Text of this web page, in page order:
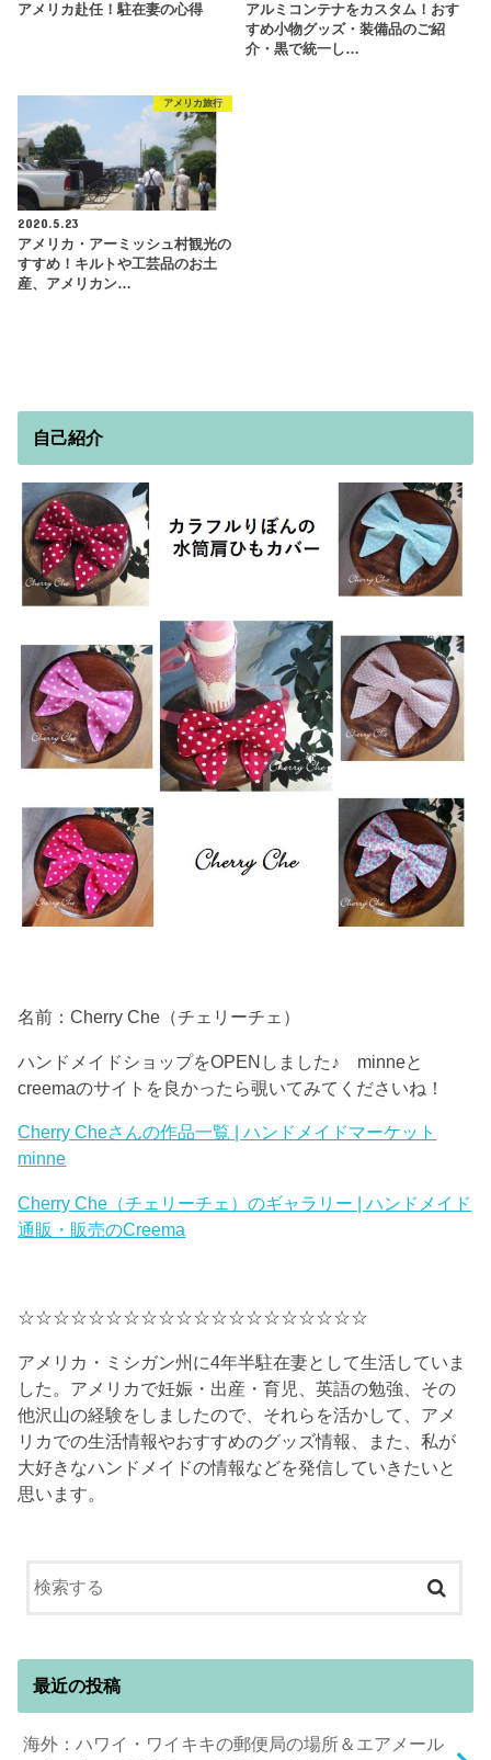
アメリカ赴任！駐在妻の心得
アルミコンテナをカスタム！おす
すめ小物グッズ・装備品のご紹
介・黒で統一し…
アメリカ旅行
2020.5.23
アメリカ・アーミッシュ村観光の
すすめ！キルトや工芸品のお土
産、アメリカン…
自己紹介
名前：Cherry Che（チェリーチェ）
ハンドメイドショップをOPENしました♪ minneと
creemaのサイトを良かったら覗いてみてくださいね！
Cherry Cheさんの作品一覧 | ハンドメイドマーケット
minne
Cherry Che（チェリーチェ）のギャラリー | ハンドメイド
通販・販売のCreema
☆☆☆☆☆☆☆☆☆☆☆☆☆☆☆☆☆☆☆☆
アメリカ・ミシガン州に4年半駐在妻として生活していま
した。アメリカで妊娠・出産・育児、英語の勉強、その
他沢山の経験をしましたので、それらを活かして、アメ
リカでの生活情報やおすすめのグッズ情報、また、私が
大好きなハンドメイドの情報などを発信していきたいと
思います。
最近の投稿
海外：ハワイ・ワイキキの郵便局の場所＆エアメール